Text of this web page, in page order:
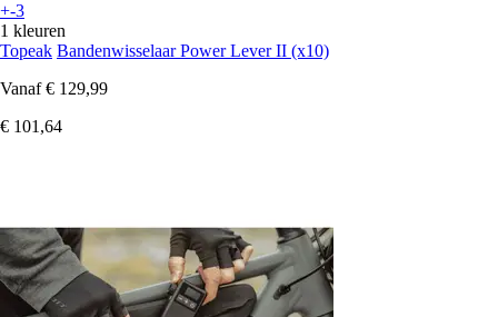
+-3
1 kleuren
Topeak Bandenwisselaar Power Lever II (x10)
Vanaf € 129,99
€ 101,64